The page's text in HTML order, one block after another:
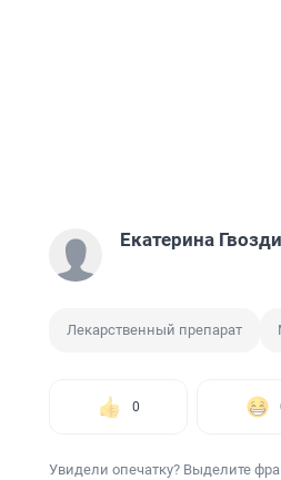
Екатерина
Лекарственный препарат
0
Увидели опечатку? Выделите